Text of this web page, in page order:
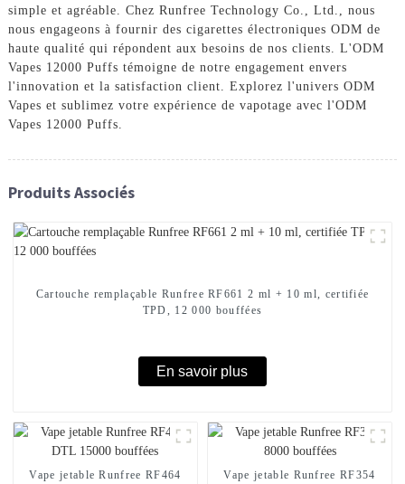
simple et agréable. Chez Runfree Technology Co., Ltd., nous
nous engageons à fournir des cigarettes électroniques ODM de
haute qualité qui répondent aux besoins de nos clients. L'ODM
Vapes 12000 Puffs témoigne de notre engagement envers
l'innovation et la satisfaction client. Explorez l'univers ODM
Vapes et sublimez votre expérience de vapotage avec l'ODM
Vapes 12000 Puffs.
Produits Associés
Cartouche remplaçable Runfree RF661 2 ml + 10 ml, certifiée
TPD, 12 000 bouffées
En savoir plus
Vape jetable Runfree RF464
Vape jetable Runfree RF354